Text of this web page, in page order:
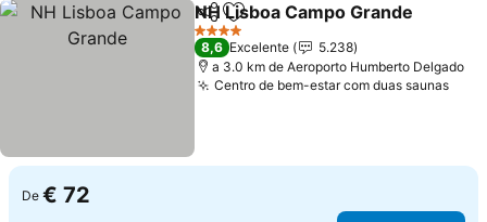
PartilharAdicionar aos favoritos
NH Lisboa Campo Grande
4 Estrelas
8,6 Excelente
5.238
a 3.0 km de Aeroporto Humberto Delgado
Centro de bem-estar com duas saunas
De € 72